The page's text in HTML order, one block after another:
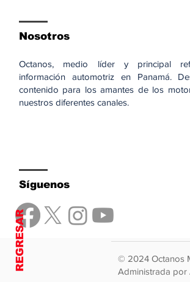
REGRESAR
Nosotros
Octanos, medio líder y principal
información automotriz en Panamá.
contenido para los amantes de los
nuestros diferentes canales.
Síguenos
© 2024 Octanos
Administrada por